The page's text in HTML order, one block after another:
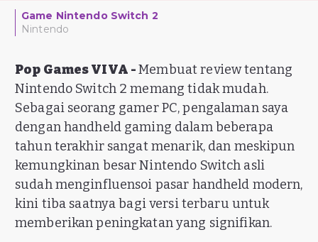
Game Nintendo Switch 2
Nintendo
Pop Games VIVA -Membuat review tentang
Nintendo Switch 2 memang tidak mudah.
Sebagai seorang gamer PC, pengalaman saya
dengan handheld gaming dalam beberapa
tahun terakhir sangat menarik, dan meskipun
kemungkinan besar Nintendo Switch asli
sudah menginfluensoi pasar handheld modern,
kini tiba saatnya bagi versi terbaru untuk
memberikan peningkatan yang signifikan.